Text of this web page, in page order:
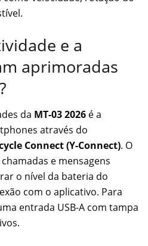
e a
aprimoradas
da MT-03 2026 é a
através do
Connect (Y-Connect). O
e mensagens
o nível da bateria do
com o aplicativo. Para
entrada USB-A com tampa